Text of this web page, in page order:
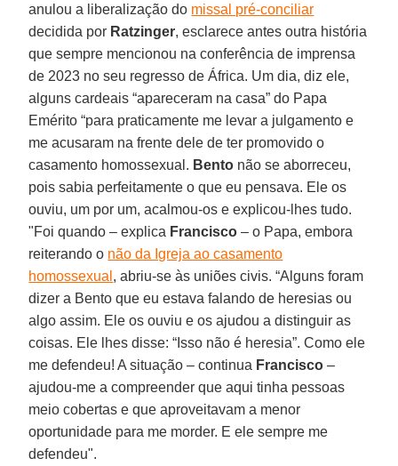
anulou a liberalização do missal pré-conciliar
decidida por Ratzinger, esclarece antes outra história
que sempre mencionou na conferência de imprensa
de 2023 no seu regresso de África. Um dia, diz ele,
alguns cardeais “apareceram na casa” do Papa
Emérito “para praticamente me levar a julgamento e
me acusaram na frente dele de ter promovido o
casamento homossexual. Bento não se aborreceu,
pois sabia perfeitamente o que eu pensava. Ele os
ouviu, um por um, acalmou-os e explicou-lhes tudo.
"Foi quando – explica Francisco – o Papa, embora
reiterando o não da Igreja ao casamento
homossexual , abriu-se às uniões civis. “Alguns foram
dizer a Bento que eu estava falando de heresias ou
algo assim. Ele os ouviu e os ajudou a distinguir as
coisas. Ele lhes disse: “Isso não é heresia”. Como ele
me defendeu! A situação – continua Francisco –
ajudou-me a compreender que aqui tinha pessoas
meio cobertas e que aproveitavam a menor
oportunidade para me morder. E ele sempre me
defendeu".